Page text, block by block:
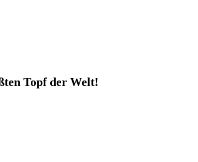
Topf der Welt!